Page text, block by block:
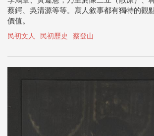
蔡鍔、吳清源等等。寫人敘事都有獨特的觀
價值。
民初文人 民初歷史 蔡登山